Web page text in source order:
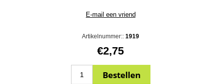
Artikelnummer:: 1919
€2,75